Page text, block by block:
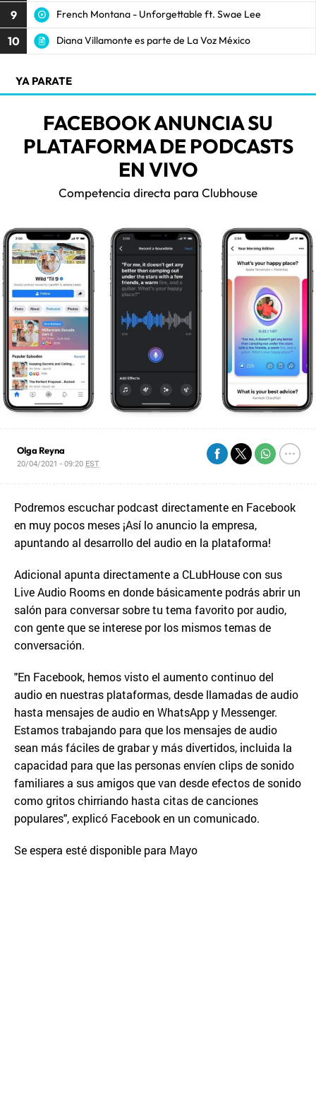
9 French Montana - Unforgettable ft. Swae Lee
10 Diana Villamonte es parte de La Voz México
YA PARATE
FACEBOOK ANUNCIA SU
PLATAFORMA DE PODCASTS
EN VIVO
Competencia directa para Clubhouse
Olga Reyna
20/04/2021 - 09:20 EST
Podremos escuchar podcast directamente en Facebook
en muy pocos meses ¡Así lo anuncio la empresa,
apuntando al desarrollo del audio en la plataforma!
Adicional apunta directamente a CLubHouse con sus
Live Audio Rooms en donde básicamente podrás abrir un
salón para conversar sobre tu tema favorito por audio,
con gente que se interese por los mismos temas de
conversación.
"En Facebook, hemos visto el aumento continuo del
audio en nuestras plataformas, desde llamadas de audio
hasta mensajes de audio en WhatsApp y Messenger.
Estamos trabajando para que los mensajes de audio
sean más fáciles de grabar y más divertidos, incluida la
capacidad para que las personas envíen clips de sonido
familiares a sus amigos que van desde efectos de sonido
como gritos chirriando hasta citas de canciones
populares", explicó Facebook en un comunicado.
Se espera esté disponible para Mayo